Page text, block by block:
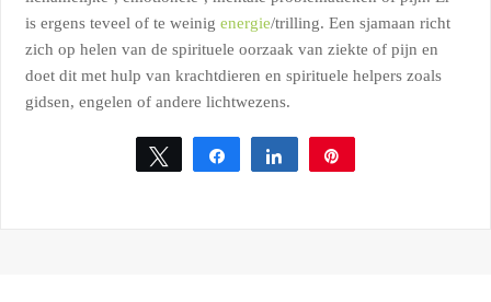
is ergens teveel of te weinigenergie/trilling. Een sjamaan richt
zich op helen van de spirituele oorzaak van ziekte of pijn en
doet dit met hulp van krachtdieren en spirituele helpers zoals
gidsen, engelen of andere lichtwezens.
Tweet Share Share